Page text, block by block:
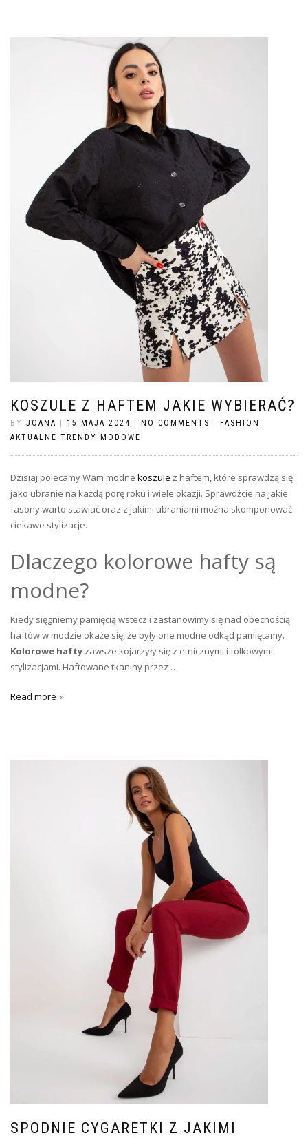
KOSZULE Z HAFTEM JAKIE WYBIERAĆ?
BY JOANA 15 MAJA 2024 NO COMMENTS
FASHION
AKTUALNE TRENDY MODOWE
Dzisiaj polecamy Wam modne koszule z haftem, które sprawdzą się
jako ubranie na każdą porę roku i wiele okazji. Sprawdźcie na jakie
fasony warto stawiać oraz z jakimi ubraniami można skomponować
ciekawe stylizacje.
Dlaczego kolorowe hafty są
modne?
Kiedy sięgniemy pamięcią wstecz i zastanowimy się nad obecnością
haftów w modzie okaże się, że były one modne odkąd pamiętamy.
Kolorowe hafty zawsze kojarzyły się z etnicznymi i folkowymi
stylizacjami. Haftowane tkaniny przez …
Read more
SPODNIE CYGARETKI Z JAKIMI